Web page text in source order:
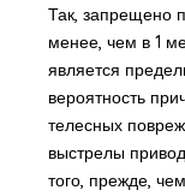
Так, запрещено
менее, чем в 1
является
вероятность
телесных
выстрелы
того, прежде,